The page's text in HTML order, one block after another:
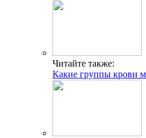
Читайте также:
Какие группы крови